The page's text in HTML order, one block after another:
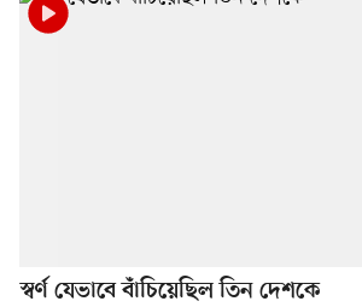
স্বর্ণ যেভাবে বাঁচিয়েছিল তিন দেশকে